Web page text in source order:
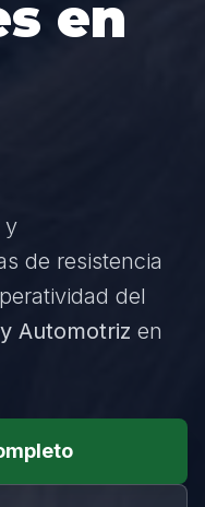
en
y
de resistencia
del
Automotriz en